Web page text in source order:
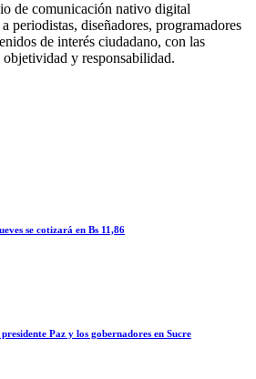
de comunicación nativo digital
periodistas, diseñadores, programadores
de interés ciudadano, con las
y responsabilidad.
se cotizará en Bs 11,86
Paz y los gobernadores en Sucre